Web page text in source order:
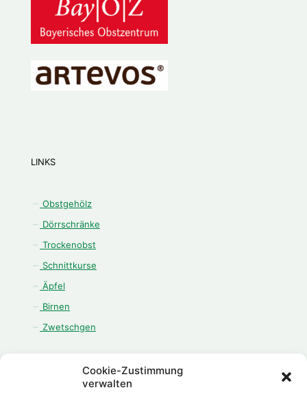
Cookie-Zustimmung
verwalten
LINKS
Obstgehölz
Dörrschränke
Trockenobst
Schnittkurse
Äpfel
Birnen
Zwetschgen
ÖFFNUNGSZEITEN